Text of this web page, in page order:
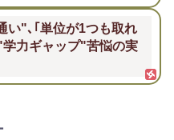
い"､｢単位が1つも取れ
力ギャップ"苦悩の実